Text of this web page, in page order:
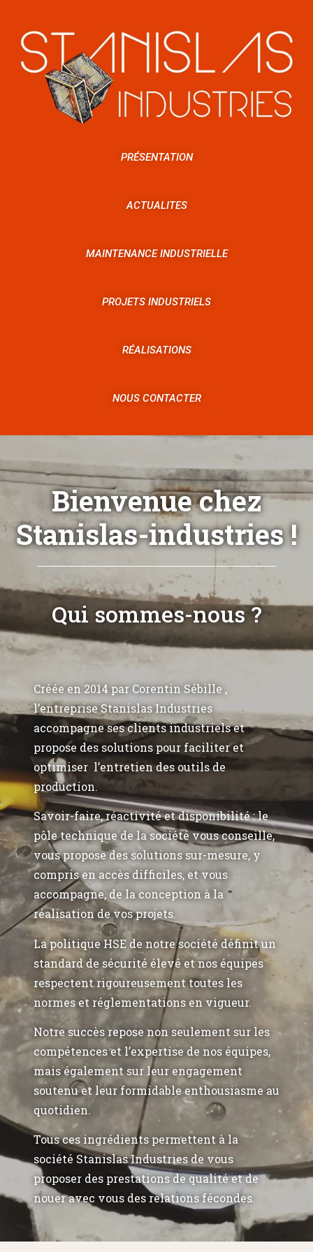
PRÉSENTATION
ACTUALITES
MAINTENANCE INDUSTRIELLE
PROJETS INDUSTRIELS
RÉALISATIONS
NOUS CONTACTER
Bienvenue chez
Stanislas-industries !
Qui sommes-nous ?
Créée en 2014 par Corentin Sébille ,
l’entreprise Stanislas Industries
accompagne ses clients industriels et
propose des solutions pour faciliter et
optimiser l’entretien des outils de
production.
Savoir-faire, réactivité et disponibilité : le
pôle technique de la société vous conseille,
vous propose des solutions sur-mesure, y
compris en accès difficiles, et vous
accompagne, de la conception à la
réalisation de vos projets.
La politique HSE de notre société définit un
standard de sécurité élevé et nos équipes
respectent rigoureusement toutes les
normes et réglementations en vigueur.
Notre succès repose non seulement sur les
compétences et l’expertise de nos équipes,
mais également sur leur engagement
soutenu et leur formidable enthousiasme au
quotidien.
Tous ces ingrédients permettent à la
société Stanislas Industries de vous
proposer des prestations de qualité et de
nouer avec vous des relations fécondes.